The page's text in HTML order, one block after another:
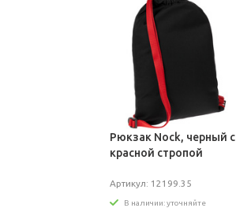
Рюкзак Nock, черный с
красной стропой
Артикул: 12199.35
В наличии: уточняйте